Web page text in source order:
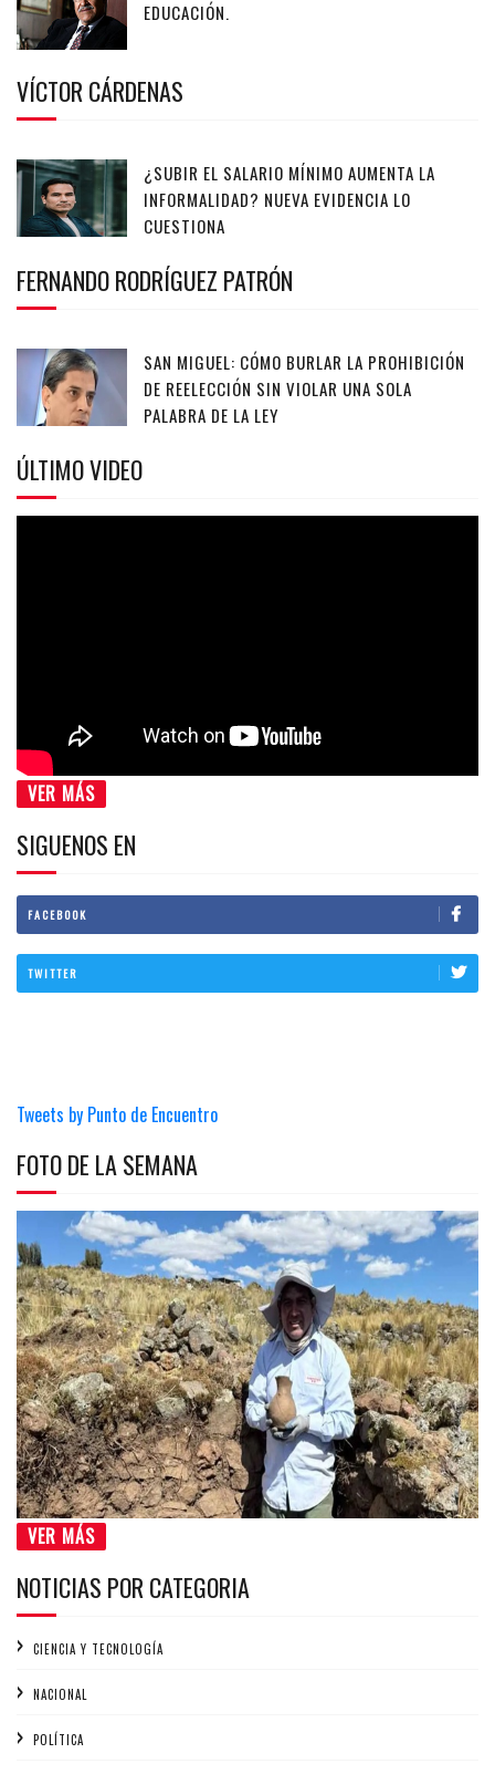
EDUCACIÓN.
VÍCTOR CÁRDENAS
¿SUBIR EL SALARIO MÍNIMO AUMENTA LA
INFORMALIDAD? NUEVA EVIDENCIA LO
CUESTIONA
FERNANDO RODRÍGUEZ PATRÓN
SAN MIGUEL: CÓMO BURLAR LA PROHIBICIÓN
DE REELECCIÓN SIN VIOLAR UNA SOLA
PALABRA DE LA LEY
ÚLTIMO VIDEO
VER MÁS
SIGUENOS EN
FACEBOOK
TWITTER
Tweets by Punto de Encuentro
FOTO DE LA SEMANA
VER MÁS
NOTICIAS POR CATEGORIA
CIENCIA Y TECNOLOGÍA
NACIONAL
POLÍTICA